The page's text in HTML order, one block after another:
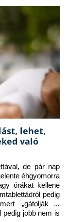
lehet,
való
de pár nap
éhgyomorra
órákat kellene
pedig
„gátolják a
pedig jobb nem is